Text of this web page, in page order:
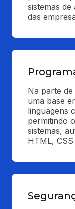
sistemas de
das
Na parte
uma base
linguagens
permitindo
sistemas,
HTML,